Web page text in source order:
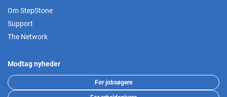
Om StepStone
Support
The Network
Modtag nyheder
For jobsøgere